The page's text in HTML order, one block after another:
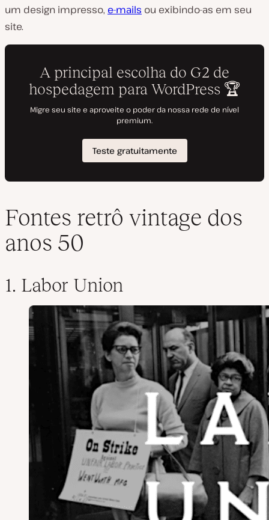
um design impresso, e-mails ou exibindo-as em seu
site.
Fontes retrô vintage dos
anos 50
1. Labor Union